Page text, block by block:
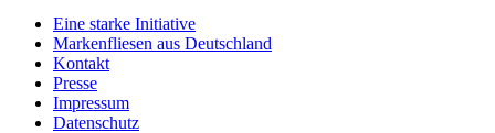
Eine starke Initiative
Markenfliesen aus Deutschland
Kontakt
Presse
Impressum
Datenschutz